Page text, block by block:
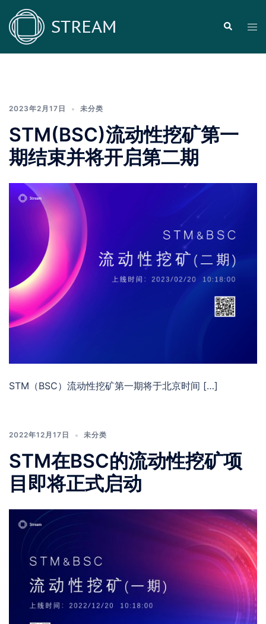
content
Search
2023年2月17日 未分类
STM(BSC)流动性挖矿第一
期结束并将开启第二期
STM（BSC）流动性挖矿第一期将于北京时间 […]
2022年12月17日 未分类
STM在BSC的流动性挖矿项
目即将正式启动